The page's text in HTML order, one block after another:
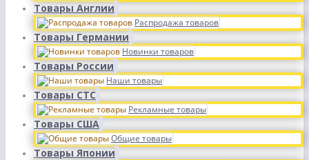
Товары Англии
Распродажа товаров
Товары Германии
Новинки товаров
Товары России
Наши товары
Товары СТС
Рекламные товары
Товары США
Общие товары
Товары Японии